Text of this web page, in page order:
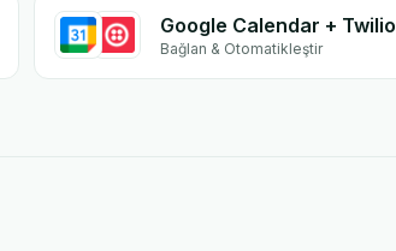
Google Calendar + Twilio
Bağlan & Otomatikleştir